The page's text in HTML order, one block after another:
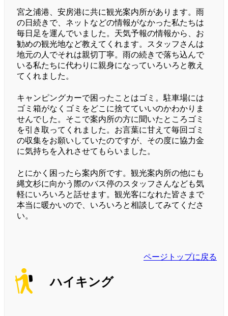
宮之浦港、安房港に共に観光案内所があります。雨
の日続きで、ネットなどの情報がなかった私たちは
毎日足を運んでいました。天気予報の情報から、お
勧めの観光地など教えてくれます。スタッフさんは
地元の人でそれは親切丁寧。雨の続きで落ち込んで
いる私たちに代わりに親身になっていろいろと教え
てくれました。
キャンピングカーで困ったことはゴミ。駐車場には
ゴミ箱がなくゴミをどこに捨てていいのかわかりま
せんでした。そこで案内所の方に聞いたところゴミ
を引き取ってくれました。お言葉に甘えて毎回ゴミ
の収集をお願いしていたのですが、その度に協力金
に気持ちを入れさせてもらいました。
とにかく困ったら案内所です。観光案内所の他にも
縄文杉に向かう際のバス停のスタッフさんなども気
軽にいろいろと話せます。観光客になれた皆さまで
本当に暖かいので、いろいろと相談してみてくださ
い。
ページトップに戻る
ハイキング